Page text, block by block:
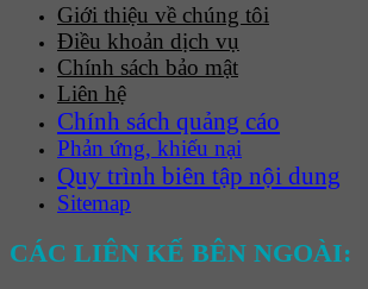
Giới thiệu về chúng tôi
Điều khoản dịch vụ
Chính sách bảo mật
Liên hệ
Chính sách quảng cáo
Phản ứng, khiếu nại
Quy trình biên tập nội dung
Sitemap
CÁC LIÊN KẾ BÊN NGOÀI: